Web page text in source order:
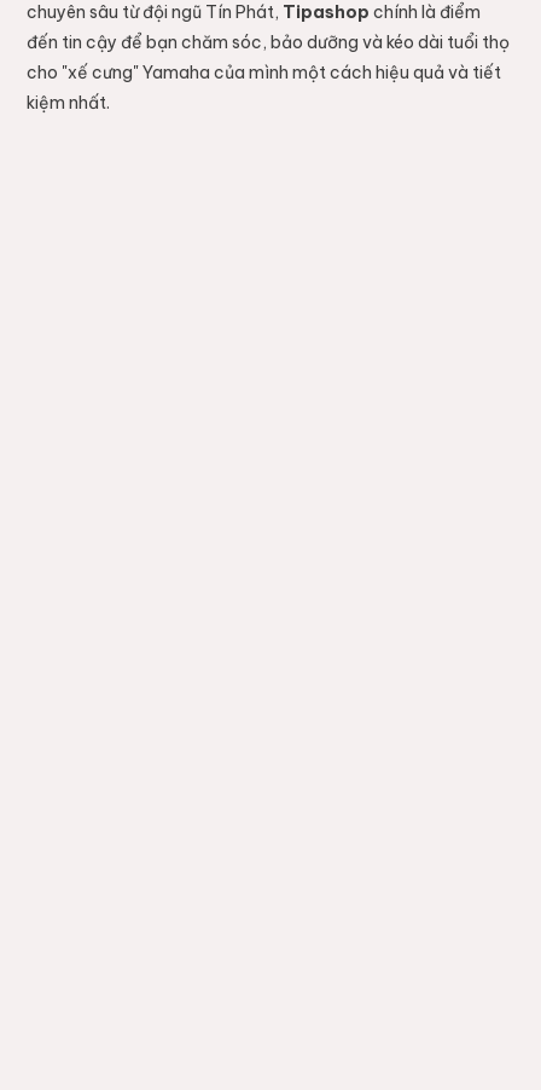
chuyên sâu từ đội ngũ Tín Phát, Tipashop chính là điểm
đến tin cậy để bạn chăm sóc, bảo dưỡng và kéo dài tuổi thọ
cho "xế cưng" Yamaha của mình một cách hiệu quả và tiết
kiệm nhất.